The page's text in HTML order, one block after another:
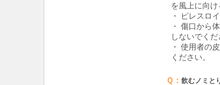
を風上に向
・ ピレスロ
・ 傷口から
しないでく
・ 使用者の
ください。
Ｑ： 飲むノミと